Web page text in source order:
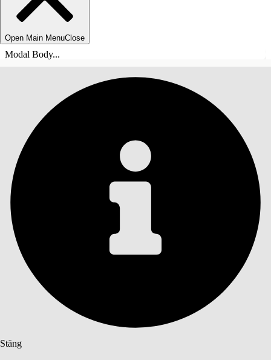
Open Main MenuClose
Modal Body...
Stäng
Innehållsförteckningar
INNEHÅLLSFÖRTECKNINGAR